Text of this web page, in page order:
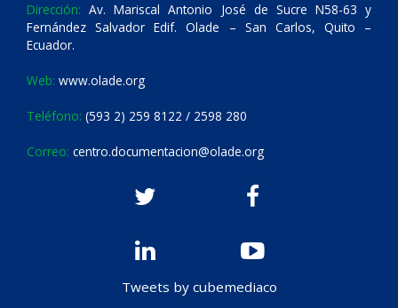
Dirección: Av. Mariscal Antonio José de Sucre N58-63 y
Fernández Salvador Edif. Olade – San Carlos, Quito –
Ecuador.
Web: www.olade.org
Teléfono: (593 2) 259 8122 / 2598 280
Correo: centro.documentacion@olade.org
Tweets by cubemediaco